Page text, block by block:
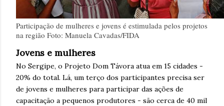
Participação de mulheres e jovens é estimulada pelos projetos
na região Foto: Manuela Cavadas/FIDA
Jovens e mulheres
No Sergipe, o Projeto Dom Távora atua em 15 cidades -
20% do total. Lá, um terço dos participantes precisa ser
de jovens e mulheres para participar das ações de
capacitação a pequenos produtores - são cerca de 40 mil